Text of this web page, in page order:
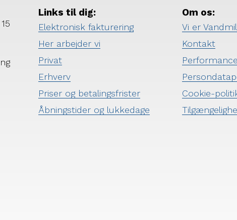
Links til dig:
Elektronisk fakturering
Her arbejder vi
Privat
Erhverv
Priser og betalingsfrister
Åbningstider og lukkedage
Om os:
Vi er
Kontakt
Cookie-